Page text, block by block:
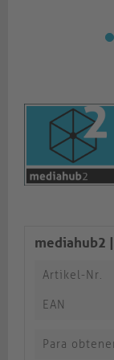
mediahub2
Artikel-Nr.
EAN
Para